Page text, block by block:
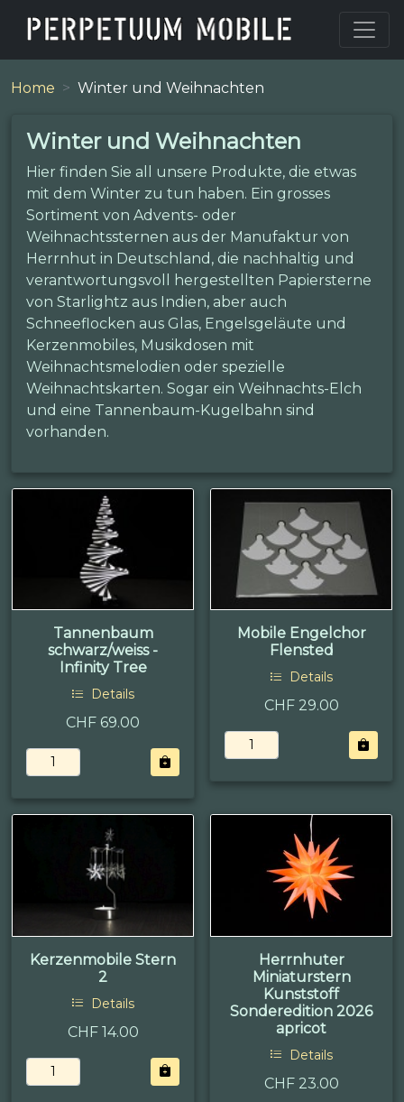
Home Winter und Weihnachten
Winter und Weihnachten
Hier finden Sie all unsere Produkte, die etwas
mit dem Winter zu tun haben. Ein grosses
Sortiment von Advents- oder
Weihnachtssternen aus der Manufaktur von
Herrnhut in Deutschland, die nachhaltig und
verantwortungsvoll hergestellten Papiersterne
von Starlightz aus Indien, aber auch
Schneeflocken aus Glas, Engelsgeläute und
Kerzenmobiles, Musikdosen mit
Weihnachtsmelodien oder spezielle
Weihnachtskarten. Sogar ein Weihnachts-Elch
und eine Tannenbaum-Kugelbahn sind
vorhanden.
Tannenbaum
schwarz/weiss -
Infinity Tree
Details
CHF 69.00
Mobile Engelchor
Flensted
Details
CHF 29.00
Kerzenmobile Stern
2
Details
CHF 14.00
Herrnhuter
Miniaturstern
Kunststoff
Sonderedition 2026
apricot
Details
CHF 23.00